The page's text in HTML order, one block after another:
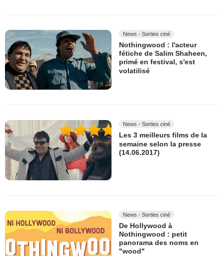
News - Sorties ciné
Nothingwood : l'acteur
fétiche de Salim Shaheen,
primé en festival, s'est
volatilisé
News - Sorties ciné
Les 3 meilleurs films de la
semaine selon la presse
(14.06.2017)
News - Sorties ciné
De Hollywood à
Nothingwood : petit
panorama des noms en
"wood"